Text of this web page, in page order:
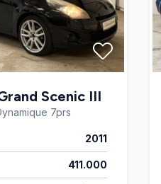
Scenic III
7prs
2011
411.000